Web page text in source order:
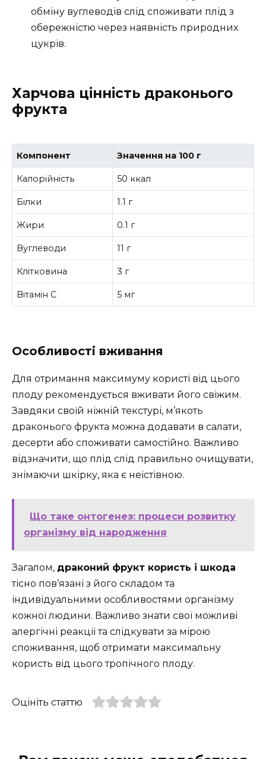
обміну вуглеводів слід споживати плід з
обережністю через наявність природних
цукрів.
Харчова цінність драконього
фрукта
Компонент Значення на 100 г
Калорійність 50 ккал
Білки 1.1 г
Жири 0.1 г
Вуглеводи 11 г
Клітковина 3 г
Вітамін C 5 мг
Особливості вживання
Для отримання максимуму користі від цього
плоду рекомендується вживати його свіжим.
Завдяки своїй ніжній текстурі, м’якоть
драконього фрукта можна додавати в салати,
десерти або споживати самостійно. Важливо
відзначити, що плід слід правильно очищувати,
знімаючи шкірку, яка є неїстівною.
Що таке онтогенез: процеси розвитку
організму від народження
Загалом, драконий фрукт користь і шкода
тісно пов’язані з його складом та
індивідуальними особливостями організму
кожної людини. Важливо знати свої можливі
алергічні реакції та слідкувати за мірою
споживання, щоб отримати максимальну
користь від цього тропічного плоду.
Оцініть статтю